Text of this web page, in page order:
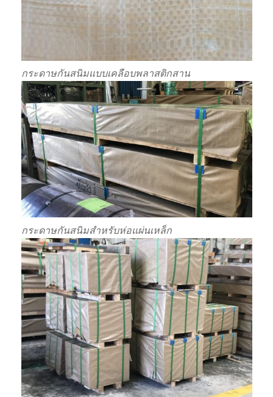
กระดาษกันสนิมแบบเคลือบพลาสติกสาน
กระดาษกันสนิมสำหรับห่อแผ่นเหล็ก